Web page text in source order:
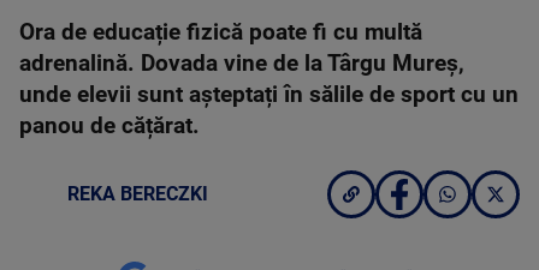
Ora de educație fizică poate fi cu multă
adrenalină. Dovada vine de la Târgu Mureș,
unde elevii sunt așteptați în sălile de sport cu un
panou de cățărat.
REKA BERECZKI